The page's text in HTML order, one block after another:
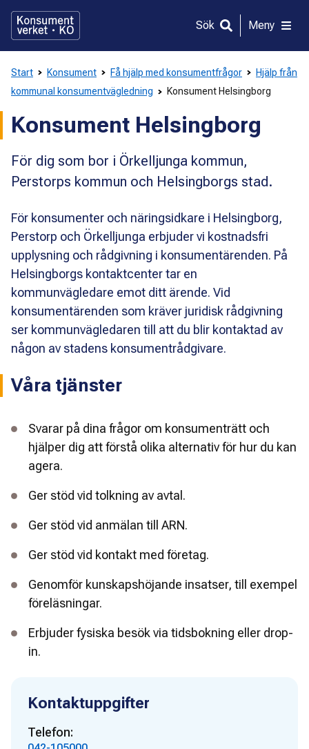
direkt
innehållet
Sök Meny
Start Konsument Få hjälp med konsumentfrågor
Hjälp från
kommunal konsumentvägledning
Konsument Helsingborg
Konsument Helsingborg
För dig som bor i Örkelljunga kommun,
Perstorps kommun och Helsingborgs stad.
För konsumenter och näringsidkare i Helsingborg,
Perstorp och Örkelljunga erbjuder vi kostnadsfri
upplysning och rådgivning i konsumentärenden. På
Helsingborgs kontaktcenter tar en
kommunvägledare emot ditt ärende. Vid
konsumentärenden som kräver juridisk rådgivning
ser kommunvägledaren till att du blir kontaktad av
någon av stadens konsumentrådgivare.
Våra tjänster
Svarar på dina frågor om konsumenträtt och
hjälper dig att förstå olika alternativ för hur du kan
agera.
Ger stöd vid tolkning av avtal.
Ger stöd vid anmälan till ARN.
Ger stöd vid kontakt med företag.
Genomför kunskapshöjande insatser, till exempel
föreläsningar.
Erbjuder fysiska besök via tidsbokning eller drop-
in.
Kontaktuppgifter
Telefon: